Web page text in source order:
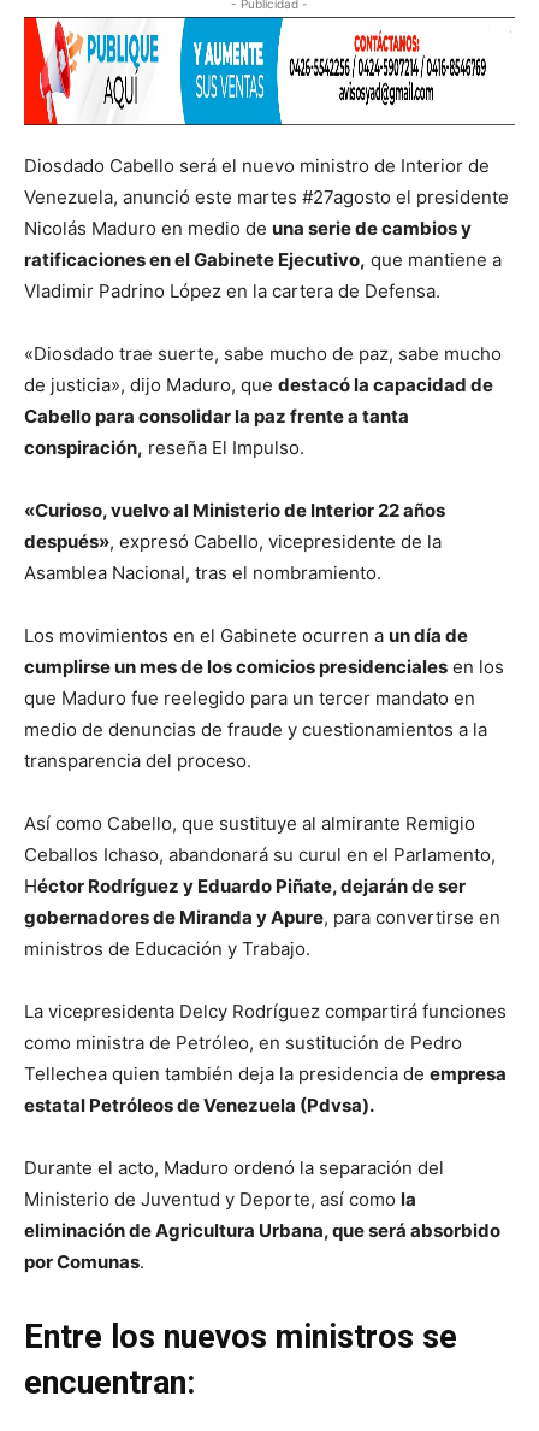
- Publicidad -
Diosdado Cabello será el nuevo ministro de Interior de
Venezuela, anunció este martes #27agosto el presidente
Nicolás Maduro en medio de una serie de cambios y
ratificaciones en el Gabinete Ejecutivo, que mantiene a
Vladimir Padrino López en la cartera de Defensa.
«Diosdado trae suerte, sabe mucho de paz, sabe mucho
de justicia», dijo Maduro, que destacó la capacidad de
Cabello para consolidar la paz frente a tanta
conspiración, reseña El Impulso.
«Curioso, vuelvo al Ministerio de Interior 22 años
después», expresó Cabello, vicepresidente de la
Asamblea Nacional, tras el nombramiento.
Los movimientos en el Gabinete ocurren a un día de
cumplirse un mes de los comicios presidenciales en los
que Maduro fue reelegido para un tercer mandato en
medio de denuncias de fraude y cuestionamientos a la
transparencia del proceso.
Así como Cabello, que sustituye al almirante Remigio
Ceballos Ichaso, abandonará su curul en el Parlamento,
Héctor Rodríguez y Eduardo Piñate, dejarán de ser
gobernadores de Miranda y Apure, para convertirse en
ministros de Educación y Trabajo.
La vicepresidenta Delcy Rodríguez compartirá funciones
como ministra de Petróleo, en sustitución de Pedro
Tellechea quien también deja la presidencia de empresa
estatal Petróleos de Venezuela (Pdvsa).
Durante el acto, Maduro ordenó la separación del
Ministerio de Juventud y Deporte, así como la
eliminación de Agricultura Urbana, que será absorbido
por Comunas.
Entre los nuevos ministros se
encuentran: